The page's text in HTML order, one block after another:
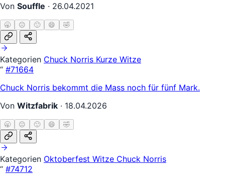
Von Souffle · 26.04.2021
🥱 😐 🙂 😄 🤣
Kategorien Chuck Norris Kurze Witze
“ #71664
Chuck Norris bekommt die Mass noch für fünf Mark.
Von Witzfabrik · 18.04.2026
🥱 😐 🙂 😄 🤣
Kategorien Oktoberfest Witze Chuck Norris
“ #74712